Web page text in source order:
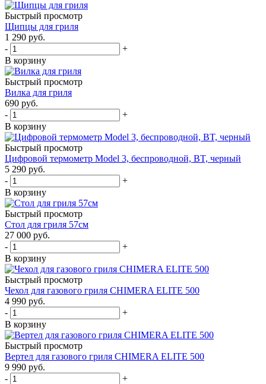
Быстрый просмотр
Щипцы для гриля
1 290 руб.
-
+
В корзину
Быстрый просмотр
Вилка для гриля
690 руб.
-
+
В корзину
Быстрый просмотр
Цифровой термометр Model 3, беспроводной, BT, черный
5 290 руб.
-
+
В корзину
Быстрый просмотр
Стол для гриля 57см
27 000 руб.
-
+
В корзину
Быстрый просмотр
Чехол для газового гриля CHIMERA ELITE 500
4 990 руб.
-
+
В корзину
Быстрый просмотр
Вертел для газового гриля CHIMERA ELITE 500
9 990 руб.
-
+